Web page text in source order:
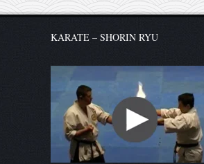
KARATE – SHORIN RYU